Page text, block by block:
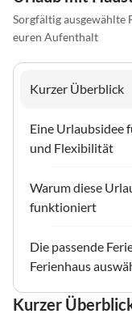
Sorgfältig ausgewählte
euren Aufenthalt
Kurzer Überblick
Eine Urlaubsidee
und Flexibilität
Warum diese
funktioniert
Die passende
Ferienhaus
Kurzer